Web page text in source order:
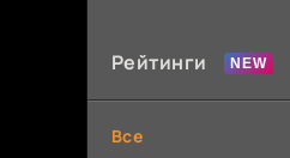
Рейтинги
Все